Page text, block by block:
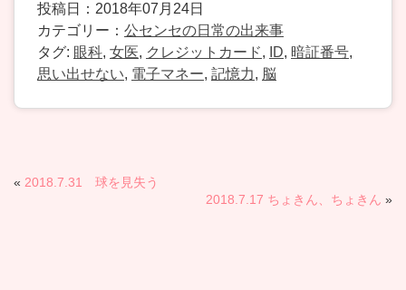
投稿日：2018年07月24日
カテゴリー： 公センセの日常の出来事
タグ: 眼科, 女医, クレジットカード, ID, 暗証番号,
思い出せない, 電子マネー, 記憶力, 脳
« 2018.7.31 球を見失う
2018.7.17 ちょきん、ちょきん »